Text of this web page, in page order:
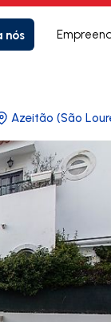
nós
Azeitão (São